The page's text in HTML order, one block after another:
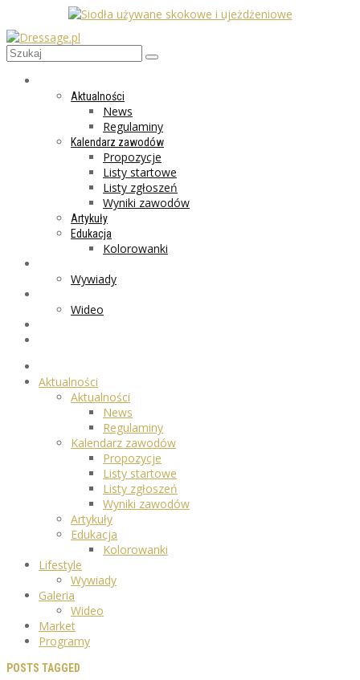
Aktualności
News
Regulaminy
Kalendarz zawodów
Propozycje
Listy startowe
Listy zgłoszeń
Wyniki zawodów
Artykuły
Edukacja
Kolorowanki
Wywiady
Wideo
Aktualności
Aktualności
News
Regulaminy
Kalendarz zawodów
Propozycje
Listy startowe
Listy zgłoszeń
Wyniki zawodów
Artykuły
Edukacja
Kolorowanki
Lifestyle
Wywiady
Galeria
Wideo
Market
Programy
POSTS TAGGED